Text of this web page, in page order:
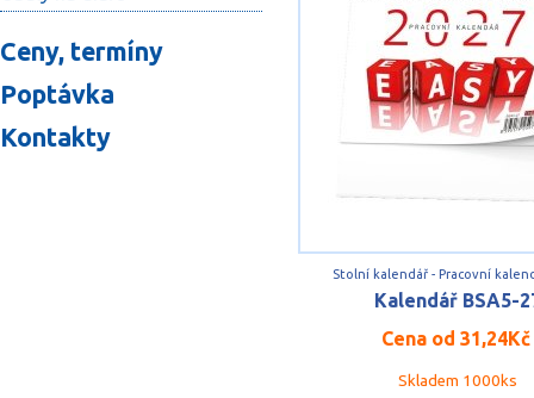
Ceny, termíny
Poptávka
Kontakty
Stolní kalendář - Pracovní
Kalendář BSA5-
Cena od 31,24Kč
Skladem 1000ks